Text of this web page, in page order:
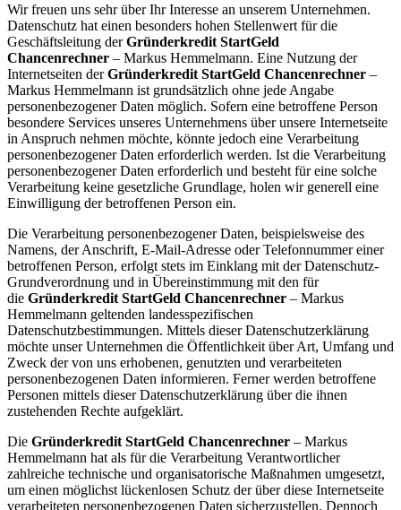
Wir freuen uns sehr über Ihr Interesse an unserem Unternehmen.
Datenschutz hat einen besonders hohen Stellenwert für die
Geschäftsleitung derGründerkredit StartGeld
Chancenrechner – Markus Hemmelmann. Eine Nutzung der
Internetseiten derGründerkredit StartGeld Chancenrechner –
Markus Hemmelmann ist grundsätzlich ohne jede Angabe
personenbezogener Daten möglich. Sofern eine betroffene Person
besondere Services unseres Unternehmens über unsere Internetseite
in Anspruch nehmen möchte, könnte jedoch eine Verarbeitung
personenbezogener Daten erforderlich werden. Ist die Verarbeitung
personenbezogener Daten erforderlich und besteht für eine solche
Verarbeitung keine gesetzliche Grundlage, holen wir generell eine
Einwilligung der betroffenen Person ein.
Die Verarbeitung personenbezogener Daten, beispielsweise des
Namens, der Anschrift, E-Mail-Adresse oder Telefonnummer einer
betroffenen Person, erfolgt stets im Einklang mit der Datenschutz-
Grundverordnung und in Übereinstimmung mit den für
die Gründerkredit StartGeld Chancenrechner – Markus
Hemmelmann geltenden landesspezifischen
Datenschutzbestimmungen. Mittels dieser Datenschutzerklärung
möchte unser Unternehmen die Öffentlichkeit über Art, Umfang und
Zweck der von uns erhobenen, genutzten und verarbeiteten
personenbezogenen Daten informieren. Ferner werden betroffene
Personen mittels dieser Datenschutzerklärung über die ihnen
zustehenden Rechte aufgeklärt.
Die Gründerkredit StartGeld Chancenrechner – Markus
Hemmelmann hat als für die Verarbeitung Verantwortlicher
zahlreiche technische und organisatorische Maßnahmen umgesetzt,
um einen möglichst lückenlosen Schutz der über diese Internetseite
verarbeiteten personenbezogenen Daten sicherzustellen. Dennoch